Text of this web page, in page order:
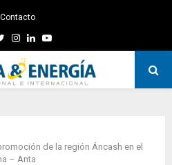
Contacto
TwitterInstagram
LinkedinYoutube
de la región Áncash en el
– Anta